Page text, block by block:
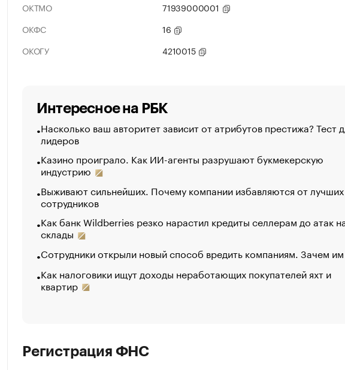
ОКТМО
71939000001
ОКФС
16
ОКОГУ
4210015
Интересное на РБК
Насколько ваш авторитет зависит от атрибутов престижа? Тест
лидеров
Казино проиграло. Как ИИ-агенты разрушают букмекерскую
индустрию
Выживают сильнейших. Почему компании избавляются от лучших
сотрудников
Как банк Wildberries резко нарастил кредиты селлерам до атак
склады
Сотрудники открыли новый способ вредить компаниям. Зачем
Как налоговики ищут доходы неработающих покупателей яхт и
квартир
Регистрация ФНС